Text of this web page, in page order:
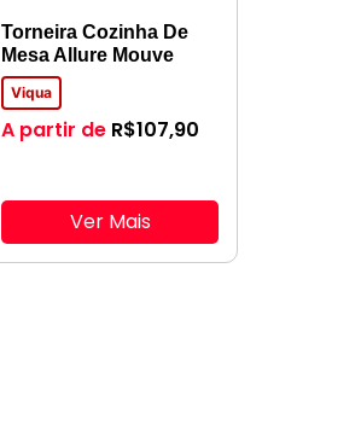
Torneira Cozinha De
Mesa Allure Mouve
Viqua
A partir de R$107,90
Ver Mais